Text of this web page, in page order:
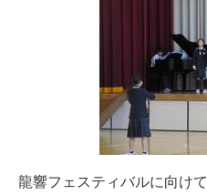
龍響フェスティバルに向け